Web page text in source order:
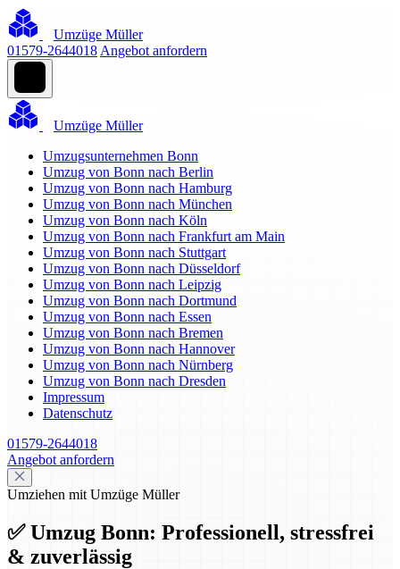
Umzüge Müller
01579-2644018 Angebot anfordern
Umzüge Müller
Umzugsunternehmen Bonn
Umzug von Bonn nach Berlin
Umzug von Bonn nach Hamburg
Umzug von Bonn nach München
Umzug von Bonn nach Köln
Umzug von Bonn nach Frankfurt am Main
Umzug von Bonn nach Stuttgart
Umzug von Bonn nach Düsseldorf
Umzug von Bonn nach Leipzig
Umzug von Bonn nach Dortmund
Umzug von Bonn nach Essen
Umzug von Bonn nach Bremen
Umzug von Bonn nach Hannover
Umzug von Bonn nach Nürnberg
Umzug von Bonn nach Dresden
Impressum
Datenschutz
01579-2644018
Angebot anfordern
Umziehen mit Umzüge Müller
✅ Umzug Bonn: Professionell, stressfrei
& zuverlässig